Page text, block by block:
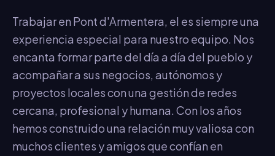
Trabajar en Pont d'Armentera, el es siempre una
experiencia especial para nuestro equipo. Nos
encanta formar parte del día a día del pueblo y
acompañar a sus negocios, autónomos y
proyectos locales con una gestión de redes
cercana, profesional y humana. Con los años
hemos construido una relación muy valiosa con
muchos clientes y amigos que confían en